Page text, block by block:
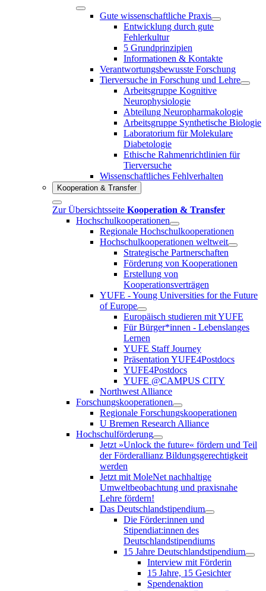
Gute wissenschaftliche Praxis
Entwicklung durch gute
Fehlerkultur
5 Grundprinzipien
Informationen & Kontakte
Verantwortungsbewusste Forschung
Tierversuche in Forschung und Lehre
Arbeitsgruppe Kognitive
Neurophysiologie
Abteilung Neuropharmakologie
Arbeitsgruppe Synthetische Biologie
Laboratorium für Molekulare
Diabetologie
Ethische Rahmenrichtlinien für
Tierversuche
Wissenschaftliches Fehlverhalten
Kooperation & Transfer
Zur Übersichtsseite Kooperation & Transfer
Hochschulkooperationen
Regionale Hochschulkooperationen
Hochschulkooperationen weltweit
Strategische Partnerschaften
Förderung von Kooperationen
Erstellung von
Kooperationsverträgen
YUFE - Young Universities for the Future
of Europe
Europäisch studieren mit YUFE
Für Bürger*innen - Lebenslanges
Lernen
YUFE Staff Journey
Präsentation YUFE4Postdocs
YUFE4Postdocs
YUFE @CAMPUS CITY
Northwest Alliance
Forschungskooperationen
Regionale Forschungskooperationen
U Bremen Research Alliance
Hochschulförderung
Jetzt »Unlock the future« fördern und Teil
der Förderallianz Bildungsgerechtigkeit
werden
Jetzt mit MoleNet nachhaltige
Umweltbeobachtung und praxisnahe
Lehre fördern!
Das Deutschlandstipendium
Die Förder:innen und
Stipendiat:innen des
Deutschlandstipendiums
15 Jahre Deutschlandstipendium
Interview mit Förderin
15 Jahre, 15 Gesichter
Spendenaktion